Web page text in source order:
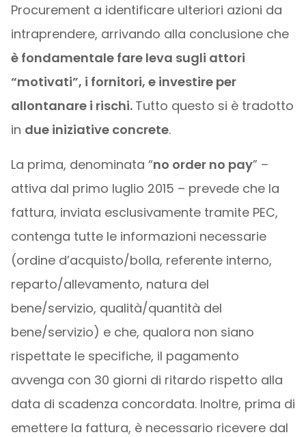
Procurement a identificare ulteriori azioni da
intraprendere, arrivando alla conclusione che
è fondamentale fare leva sugli attori
“motivati”, i fornitori, e investire per
allontanare i rischi. Tutto questo si è tradotto
in due iniziative concrete.
La prima, denominata “no order no pay” –
attiva dal primo luglio 2015 – prevede che la
fattura, inviata esclusivamente tramite PEC,
contenga tutte le informazioni necessarie
(ordine d’acquisto/bolla, referente interno,
reparto/allevamento, natura del
bene/servizio, qualità/quantità del
bene/servizio) e che, qualora non siano
rispettate le specifiche, il pagamento
avvenga con 30 giorni di ritardo rispetto alla
data di scadenza concordata. Inoltre, prima di
emettere la fattura, è necessario ricevere dal